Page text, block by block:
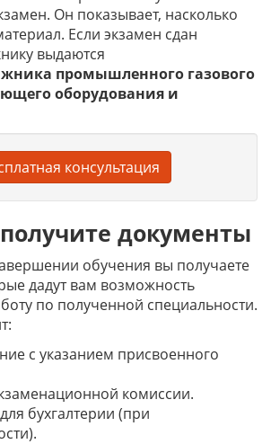
Он показывает, насколько
Если экзамен сдан
выдаются
промышленного газового
оборудования и
консультация
документы
обучения вы получаете
дадут вам возможность
по полученной специальности.
с указанием присвоенного
комиссии.
бухгалтерии (при